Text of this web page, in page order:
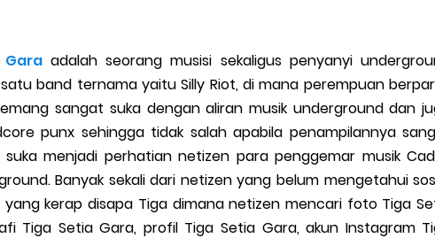
Shopee Food yang Perlu Kamu Ketahui
Autobid Untuk Lala Motor dan Mobil 2023
Untuk Akun Gopay Biasa dan Upgrade
Melihat QR dan Barcode Shopeepay
adalah seorang musisi sekaligus penyanyi
band ternama yaitu Silly Riot, di mana perempuan
sangat suka dengan aliran musik underground dan
punx sehingga tidak salah apabila penampilannya
suka menjadi perhatian netizen para penggemar musik
Banyak sekali dari netizen yang belum mengetahui
kerap disapa Tiga dimana netizen mencari foto Tiga
Tiga Setia Gara, profil Tiga Setia Gara, akun Instagram